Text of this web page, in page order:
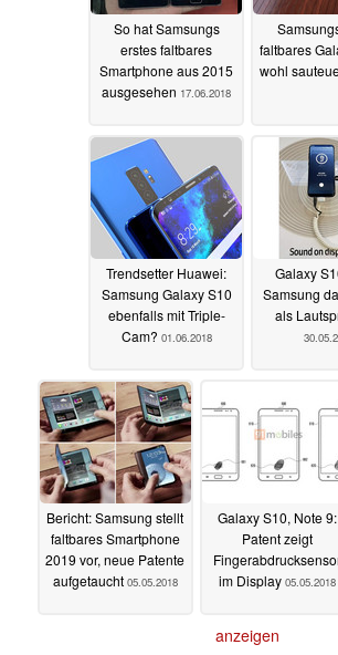
So hat Samsungs
erstes faltbares
Smartphone aus 2015
ausgesehen 17.06.2018
faltbares
wohl
Trendsetter Huawei:
Samsung Galaxy S10
ebenfalls mit Triple-
Cam? 01.06.2018
Galaxy
Samsung
als
Bericht: Samsung stellt
faltbares Smartphone
2019 vor, neue Patente
aufgetaucht 05.05.2018
Galaxy S10, Note 9:
Patent zeigt
im Display 05.05.2018
anzeigen